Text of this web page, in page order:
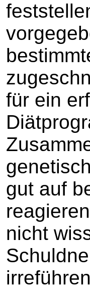
für ein
gut auf
nicht